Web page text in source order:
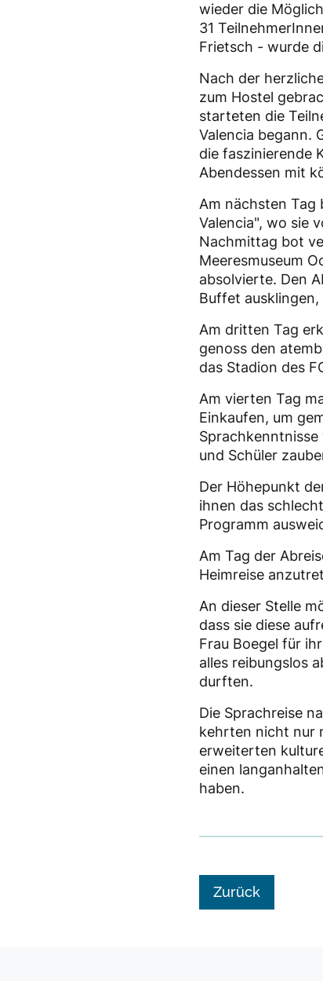
wieder die
31
Frietsch - wurde
Nach der
zum Hostel
starteten die
Valencia begann.
die faszinierende
Abendessen mit
Am nächsten Tag
Valencia", wo sie
Nachmittag bot
Meeresmuseum
absolvierte. Den
Buffet
Am dritten Tag
genoss den
das Stadion des
Am vierten Tag
Einkaufen, um
und Schüler
Der Höhepunkt
ihnen das
Programm
Am Tag der
Heimreise
An dieser Stelle
dass sie diese
Frau Boegel für
alles reibungslos
durften.
Die Sprachreise
kehrten nicht nur
erweiterten
einen
haben.
Zurück